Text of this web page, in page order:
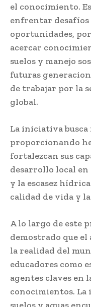
el conocimiento.
enfrentar desafíos
oportunidades,
acercar
suelos y manejo
futuras
de trabajar por la
global.
La iniciativa
proporcionando
fortalezcan sus
desarrollo local
y la escasez
calidad de vida y
A lo largo de este
demostrado que
la realidad del
educadores como
agentes claves en
conocimientos.